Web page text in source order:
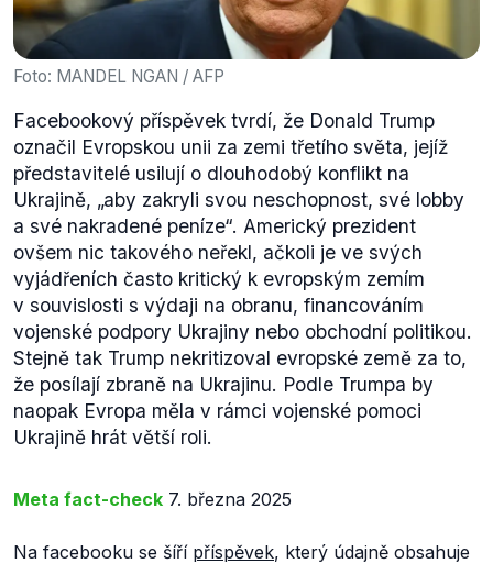
Foto: MANDEL NGAN / AFP
Facebookový příspěvek tvrdí, že Donald Trump
označil Evropskou unii za zemi třetího světa, jejíž
představitelé usilují o dlouhodobý konflikt na
Ukrajině, „aby zakryli svou neschopnost, své lobby
a své nakradené peníze“. Americký prezident
ovšem nic takového neřekl, ačkoli je ve svých
vyjádřeních často kritický k evropským zemím
v souvislosti s výdaji na obranu, financováním
vojenské podpory Ukrajiny nebo obchodní politikou.
Stejně tak Trump nekritizoval evropské země za to,
že posílají zbraně na Ukrajinu. Podle Trumpa by
naopak Evropa měla v rámci vojenské pomoci
Ukrajině hrát větší roli.
Meta fact-check 7. března 2025
Na facebooku se šíří příspěvek, který údajně obsahuje